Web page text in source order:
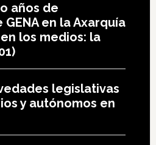
años de
en la Axarquía
los medios: la
legislativas
y autónomos en